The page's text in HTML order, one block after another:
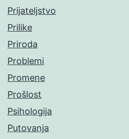
Prijateljstvo
Prilike
Priroda
Problemi
Promene
Prošlost
Psihologija
Putovanja